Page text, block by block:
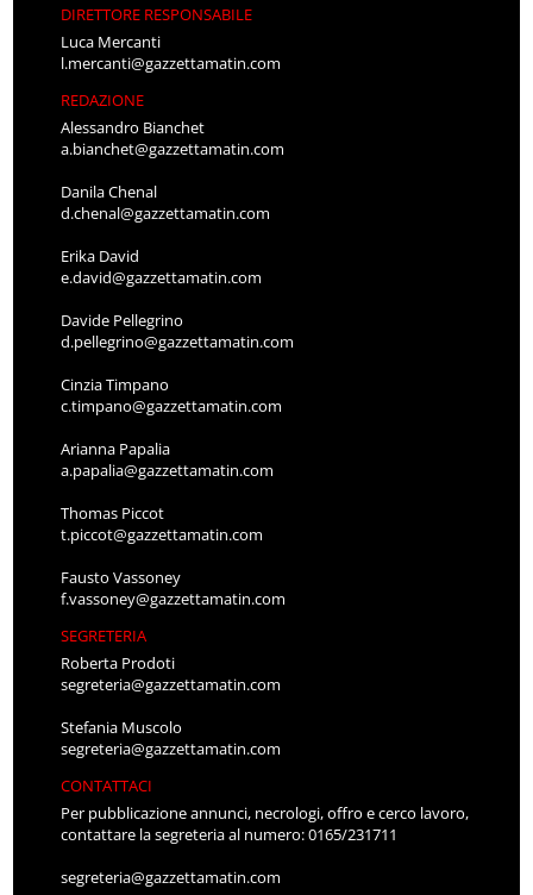
DIRETTORE RESPONSABILE
Luca Mercanti
l.mercanti@gazzettamatin.com
REDAZIONE
Alessandro Bianchet
a.bianchet@gazzettamatin.com
Danila Chenal
d.chenal@gazzettamatin.com
Erika David
e.david@gazzettamatin.com
Davide Pellegrino
d.pellegrino@gazzettamatin.com
Cinzia Timpano
c.timpano@gazzettamatin.com
Arianna Papalia
a.papalia@gazzettamatin.com
Thomas Piccot
t.piccot@gazzettamatin.com
Fausto Vassoney
f.vassoney@gazzettamatin.com
SEGRETERIA
Roberta Prodoti
segreteria@gazzettamatin.com
Stefania Muscolo
segreteria@gazzettamatin.com
CONTATTACI
Per pubblicazione annunci, necrologi, offro e cerco lavoro,
contattare la segreteria al numero: 0165/231711
segreteria@gazzettamatin.com